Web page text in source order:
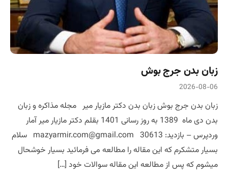
زبان بدن جرج بوش
2026-08-06
زبان بدن جرج بوش زبان بدن دکتر مازیار میر مجله مذاکره و زبان
بدن دی ماه 1389 به روز رسانی 1401 بقلم دکتر مازیار میر آمار
وردپرس – بازدید: 30613 mazyarmir.com@gmail.com سلام
بسیار متشکرم که این مقاله را مطالعه می فرمائید بسیار خوشحال
میشوم که پس از مطالعه این مقاله سوالات خود […]